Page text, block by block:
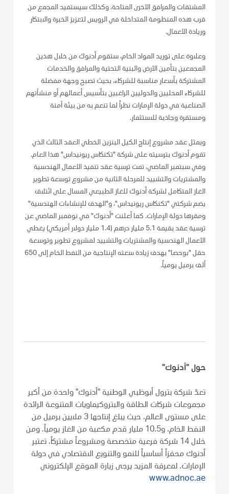
المشتقات والمرافق الأخرى المتاحة، وكذلك سيستفيد المجمع من
قرب هذه المنظومة المتداخلة في الرويس لتعزيز الخبرة والابتكار
وريادة الأعمال.
وعلاوة على توريد المواد الخام، ستقوم أدنوك من خلال هذين
المجمعين بتأمين الأرض والبنية التحتية والمرافق والخدمات
المشتركة بأسعار مناسبة للشركاء، بحيث تصبح وجهة مفضلة
للشركاء المحليين والدوليين الراغبين بتأسيس أعمالهم أو منشآتهم
الصناعية في دولة الإمارات نظراً لما تنعم به من بيئة آمنة
ومستقرة وجاذبة للاستثمار.
ويمثل عقد مشروع إنتاج الكيل البنزين الخطي العقد الثالث الذي
تقوم أدنوك بترسيته على شركة "تكنكاس ريونيداس" هذا العام.
وفي سبتمبر الماضي، تمت ترسية عقد تنفيذ الأعمال الهندسية
والمشتريات والتشييد للمرحلة الثانية من مشروع توسعة تطوير
الغاز المتكامل لشركة أدنوك للغاز الطبيعي المسال على ائتلاف
يضم شركتي "تكنكاس ريونيداس"، و"الهدف للإنشاءات الهندسية"
ومقرها دولة الإمارات. كما أعلنت "أدنوك" في نوفمبر الماضي عن
ترسية عقد بقيمة 5.1 مليار درهم (1.4 مليار دولار أمريكي) يغطي
الأعمال الهندسية والمشتريات والتشييد لمشروع تطوير وتوسعة
حقل "بوحصا" بهدف زيادة سعته الإنتاجية من النفط الخام إلى 650
ألف برميل يومياً.
حول "أدنوك"
تعدّ شركة بترول أبوظبي الوطنية "أدنوك" واحدة من أكبر
مجموعات شركات الطاقة والبتروكيماويات المتنوعة الرائدة
على مستوى العالم، حيث يبلغ إنتاجها 3 ملايين برميل من
النفط الخام، و10.5 مليار قدم مكعبة من الغاز يومياً. ومن
خلال 14 شركة فرعية متخصصة ومشروعاً مشتركاً، تعتبر
أدنوك محفزاً أساسياً للنمو والتنويع الاقتصادي في دولة
الإمارات. لمعرفة المزيد يرجى زيارة الموقع الإلكتروني
www.adnoc.ae